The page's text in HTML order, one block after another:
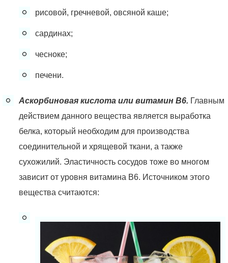
рисовой, гречневой, овсяной каше;
сардинах;
чесноке;
печени.
Аскорбиновая кислота или витамин В6. Главным
действием данного вещества является выработка
белка, который необходим для производства
соединительной и хрящевой ткани, а также
сухожилий. Эластичность сосудов тоже во многом
зависит от уровня витамина В6. Источником этого
вещества считаются: